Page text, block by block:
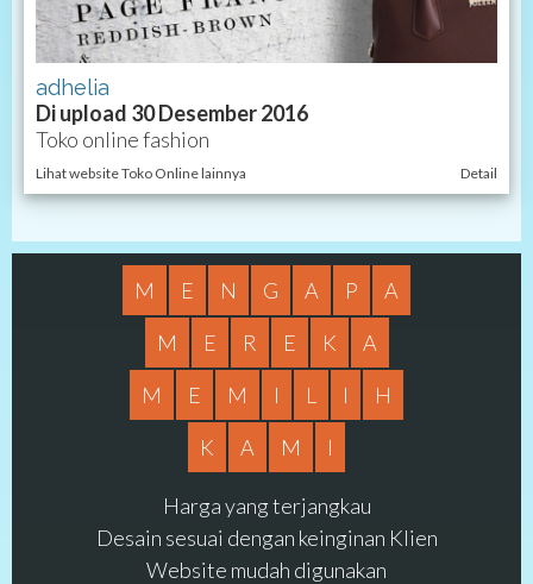
adhelia
Di upload 30 Desember 2016
Toko online fashion
Lihat website Toko Online lainnya Detail
M E N G A P
A
M
E R E K
A
M
E M I L I
H
K
A M I
Harga yang terjangkau
Desain sesuai dengan keinginan Klien
Website mudah digunakan